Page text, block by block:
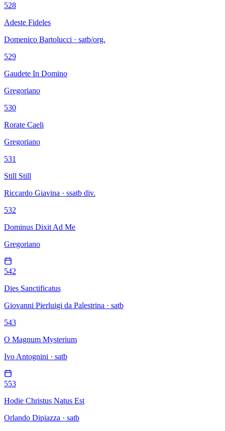
528
Adeste Fideles
Domenico Bartolucci · satb/org.
529
Gaudete In Domino
Gregoriano
530
Rorate Caeli
Gregoriano
531
Still Still
Riccardo Giavina · ssatb div.
532
Dominus Dixit Ad Me
Gregoriano
542
Dies Sanctificatus
Giovanni Pierluigi da Palestrina · satb
543
O Magnum Mysterium
Ivo Antognini · satb
553
Hodie Christus Natus Est
Orlando Dipiazza · satb